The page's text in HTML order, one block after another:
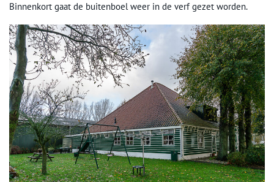
Binnenkort gaat de buitenboel weer in de verf gezet worden.